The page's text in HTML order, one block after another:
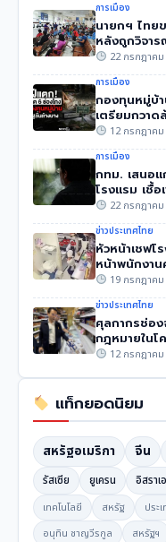
การเมือง
นายกฯ ไทย
หลังถูกวิจา
22 กรกฎาคม
การเมือง
กองทุนหมู่บ้
เตรียมกวาด
12 กรกฎาคม
การเมือง
กทม. เสนอแ
โรงแรม เชื้อ
22 กรกฎาคม
ข่าวประเทศไทย
หัวหน้าเชฟโ
หน้าพนักงา
19 กรกฎาคม
ข่าวประเทศไทย
ศุลกากรช่อง
กฎหมายในโ
12 กรกฎาคม
แท็กยอดนิยม
สหรัฐอเมริกา จีน
รัสเซีย
ยูเครน อิสราเ
เทคโนโลยี
สหรัฐ ประ
อนุทิน ชาญวีรกูล
สหรัฐฯ